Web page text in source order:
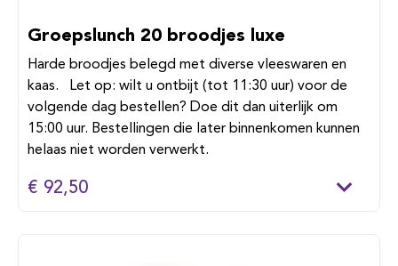
Groepslunch 20 broodjes luxe
Harde broodjes belegd met diverse vleeswaren en
kaas. Let op: wilt u ontbijt (tot 11:30 uur) voor de
volgende dag bestellen? Doe dit dan uiterlijk om
15:00 uur. Bestellingen die later binnenkomen kunnen
helaas niet worden verwerkt.
€ 92,50